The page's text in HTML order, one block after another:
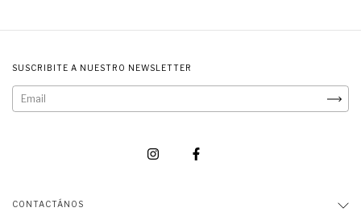
SUSCRIBITE A NUESTRO NEWSLETTER
CONTACTÁNOS